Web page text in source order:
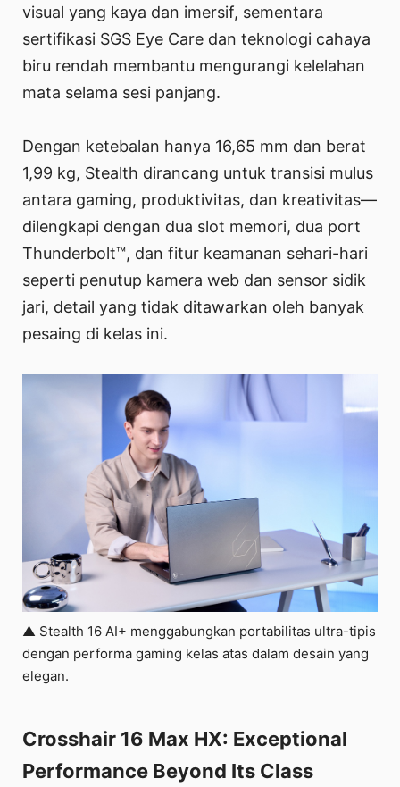
visual yang kaya dan imersif, sementara
sertifikasi SGS Eye Care dan teknologi cahaya
biru rendah membantu mengurangi kelelahan
mata selama sesi panjang.
Dengan ketebalan hanya 16,65 mm dan berat
1,99 kg, Stealth dirancang untuk transisi mulus
antara gaming, produktivitas, dan kreativitas—
dilengkapi dengan dua slot memori, dua port
Thunderbolt™, dan fitur keamanan sehari-hari
seperti penutup kamera web dan sensor sidik
jari, detail yang tidak ditawarkan oleh banyak
pesaing di kelas ini.
▲ Stealth 16 AI+ menggabungkan portabilitas ultra-tipis
dengan performa gaming kelas atas dalam desain yang
elegan.
Crosshair 16 Max HX: Exceptional
Performance Beyond Its Class